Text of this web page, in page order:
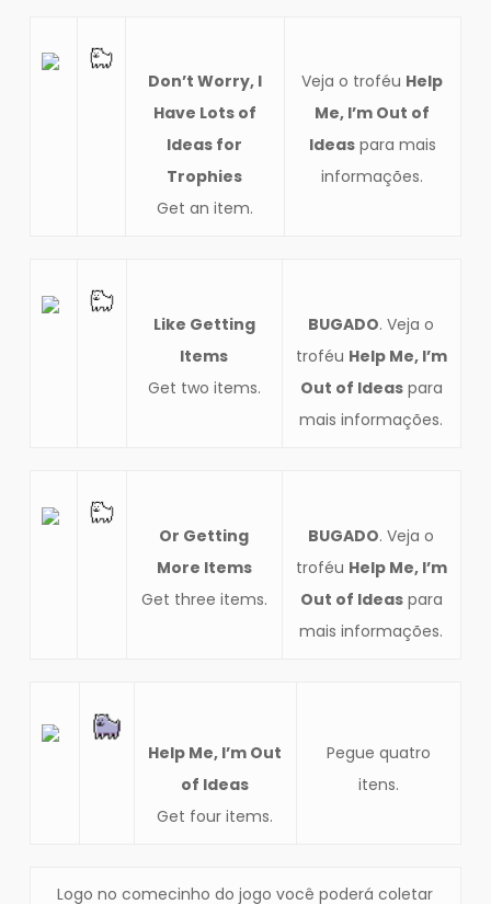
Don’t Worry, I
Have Lots of
Ideas for
Trophies
Get an item.
Veja o troféu Help
Me, I’m Out of
Ideaspara mais
informações.
Like Getting
Items
Get two items.
BUGADO. Veja o
troféu Help Me, I’m
Out of Ideaspara
mais informações.
Or Getting
More Items
Get three items.
BUGADO. Veja o
troféu Help Me, I’m
Out of Ideaspara
mais informações.
Help Me, I’m Out
of Ideas
Get four items.
Pegue quatro
itens.
Logo no comecinho do jogo você poderá coletar